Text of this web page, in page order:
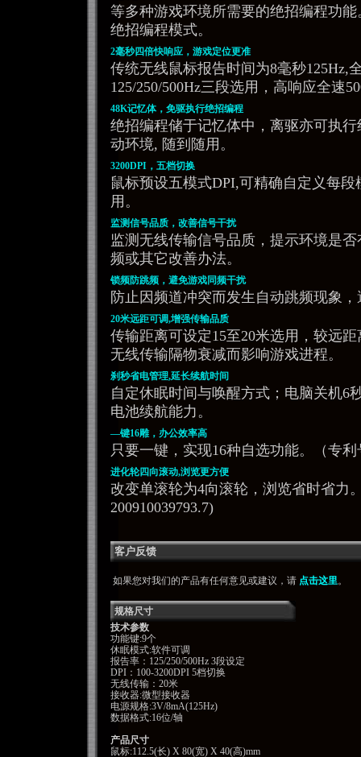
等多种游戏环境所需要的绝招编程功
绝招编程模式。
2毫秒四倍快响应，游戏定位更准
传统无线鼠标报告时间为8毫秒125Hz,
125/250/500Hz三段选用，高响应全速
48K记忆体，免驱执行绝招编程
绝招编程储于记忆体中，离驱亦可执
动环境, 随到随用。
3200DPI，五档切换
鼠标预设五模式DPI,可精确自定义每段
用。
监测信号品质，改善信号干扰
监测无线传输信号品质，提示环境是
频或其它改善办法。
锁频防跳频，避免游戏同频干扰
防止因频道冲突而发生自动跳频现象
20米远距可调,增强传输品质
传输距离可设定15至20米选用，较远
无线传输隔物衰减而影响游戏进程。
刹秒省电管理,延长续航时间
自定休眠时间与唤醒方式；电脑关机6
电池续航能力。
—键16雕，办公效率高
只要一键，实现16种自选功能。（专
进化轮四向滚动,浏览更方便
改变单滚轮为4向滚轮，浏览省时省力
200910039793.7)
客户反馈
如果您对我们的产品有任何意见或建议，请 点击这里。
规格尺寸
技术参数
功能键:9个
休眠模式:软件可调
报告率：125/250/500Hz 3段设定
DPI：100-3200DPI 5档切换
无线传输：20米
接收器:微型接收器
电源规格:3V/8mA(125Hz)
数据格式:16位/轴
产品尺寸
鼠标:112.5(长) X 80(宽) X 40(高)mm